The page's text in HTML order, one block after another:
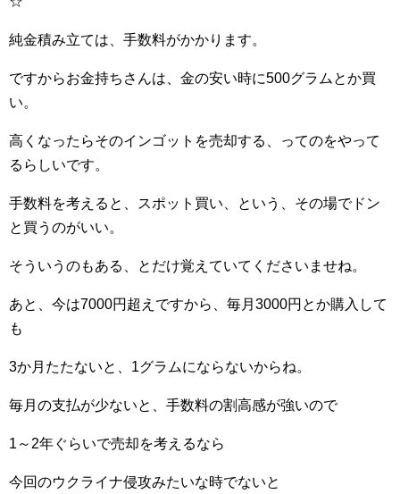
純金積み立ては、手数料がかかります。
ですからお金持ちさんは、金の安い時に500グラムとか買
い。
高くなったらそのインゴットを売却する、ってのをやって
るらしいです。
手数料を考えると、スポット買い、という、その場でドン
と買うのがいい。
そういうのもある、とだけ覚えていてくださいませね。
あと、今は7000円超えですから、毎月3000円とか購入して
も
3か月たたないと、1グラムにならないからね。
毎月の支払が少ないと、手数料の割高感が強いので
1～2年ぐらいで売却を考えるなら
今回のウクライナ侵攻みたいな時でないと